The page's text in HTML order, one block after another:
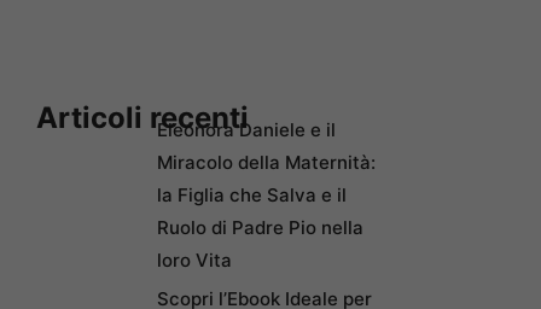
Articoli recentiEleonora Daniele e il
Miracolo della Maternità:
la Figlia che Salva e il
Ruolo di Padre Pio nella
loro Vita
Scopri l’Ebook Ideale per